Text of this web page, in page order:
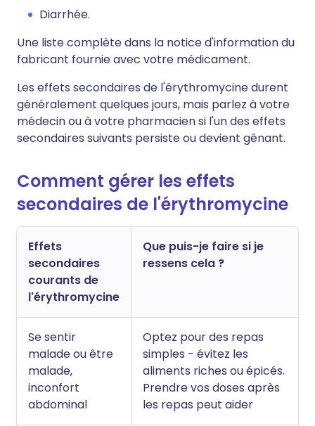
Diarrhée.
Une liste complète dans la notice d'information du
fabricant fournie avec votre médicament.
Les effets secondaires de l'érythromycine durent
généralement quelques jours, mais parlez à votre
médecin ou à votre pharmacien si l'un des effets
secondaires suivants persiste ou devient gênant.
Comment gérer les effets
secondaires de l'érythromycine
Effets
secondaires
courants de
l'érythromycine
Que puis-je faire si je
ressens cela ?
Se sentir
malade ou être
malade,
inconfort
abdominal
Optez pour des repas
simples - évitez les
aliments riches ou épicés.
Prendre vos doses après
les repas peut aider